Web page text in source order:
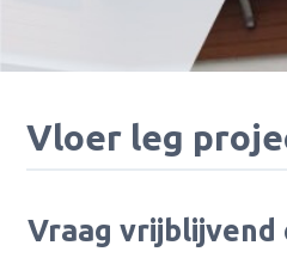
Vloer leg
Vraag